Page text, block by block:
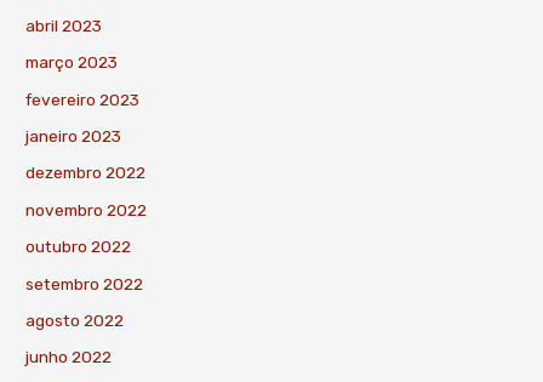
abril 2023
março 2023
fevereiro 2023
janeiro 2023
dezembro 2022
novembro 2022
outubro 2022
setembro 2022
agosto 2022
junho 2022